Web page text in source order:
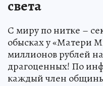
света
С миру по нитке –
обысках у «Матери
миллионов рублей
драгоценных! По
каждый член общины